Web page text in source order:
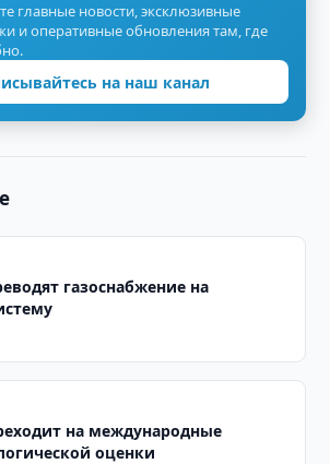
главные новости, эксклюзивные
и оперативные обновления там, где
на наш канал
газоснабжение на
на международные
оценки